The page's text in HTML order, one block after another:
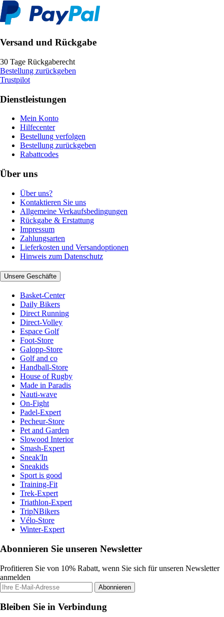
Versand und Rückgabe
30 Tage Rückgaberecht
Bestellung zurückgeben
Trustpilot
Dienstleistungen
Mein Konto
Hilfecenter
Bestellung verfolgen
Bestellung zurückgeben
Rabattcodes
Über uns
Über uns?
Kontaktieren Sie uns
Allgemeine Verkaufsbedingungen
Rückgabe & Erstattung
Impressum
Zahlungsarten
Lieferkosten und Versandoptionen
Hinweis zum Datenschutz
Unsere Geschäfte
Basket-Center
Daily Bikers
Direct Running
Direct-Volley
Espace Golf
Foot-Store
Galopp-Store
Golf and co
Handball-Store
House of Rugby
Made in Paradis
Nauti-wave
On-Fight
Padel-Expert
Pecheur-Store
Pet and Garden
Slowood Interior
Smash-Expert
Sneak'In
Sneakids
Sport is good
Training-Fit
Trek-Expert
Triathlon-Expert
TripNBikers
Vélo-Store
Winter-Expert
Abonnieren Sie unseren Newsletter
Profitieren Sie von 10% Rabatt, wenn Sie sich für unseren Newsletter
anmelden
Abonnieren
Bleiben Sie in Verbindung